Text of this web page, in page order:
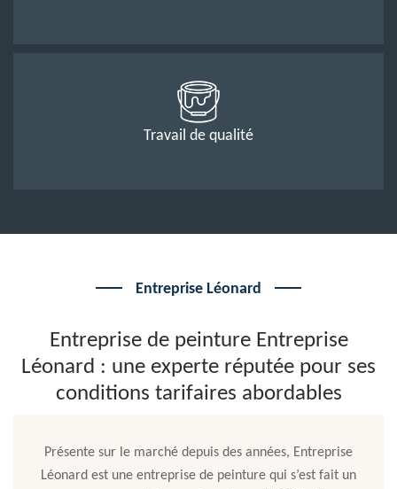
Travail de qualité
Entreprise Léonard
Entreprise de peinture Entreprise
Léonard : une experte réputée pour ses
conditions tarifaires abordables
Présente sur le marché depuis des années, Entreprise
Léonard est une entreprise de peinture qui s’est fait un